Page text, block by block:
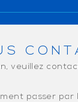
veuillez
passer